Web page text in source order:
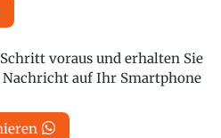
voraus und erhalten Sie
auf Ihr Smartphone